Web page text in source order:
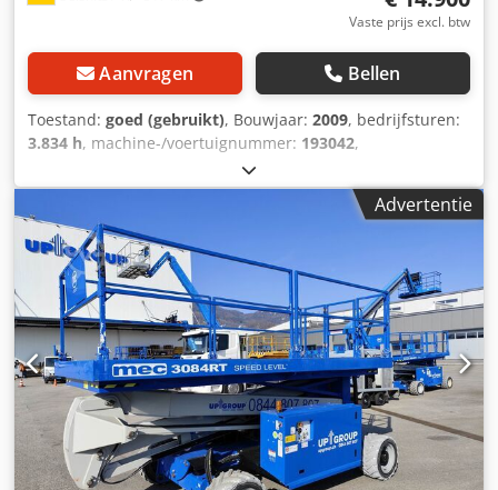
Vaste prijs excl. btw
Aanvragen Bellen
Toestand: goed (gebruikt), Bouwjaar: 2009, bedrijfsturen:
3.834 h, machine-/voertuignummer: 193042,
, totaalgewicht:
bouwhoogte:1.990 mm, productbreedte (max.):1.780 mm,
werkhoogte:
, motortype: benzine, fabrikant:
Teupen Dedpfx Aozhi D Esmbeck
Advertentie